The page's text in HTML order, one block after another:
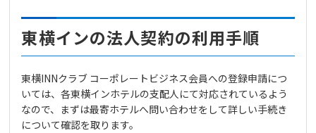
東横インの法人契約の利用手順
東横INNクラブ コーポレートビジネス会員への登録申請につ
いては、各東横インホテルの支配人にて対応されているよう
なので、まずは最寄ホテルへ問い合わせをして詳しい手続き
について確認を取ります。